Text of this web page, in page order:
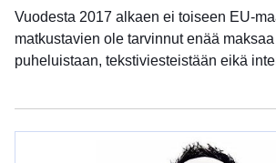
Vuodesta 2017 alkaen ei toiseen EU-
matkustavien ole tarvinnut enää
puheluistaan, tekstiviesteistään eikä